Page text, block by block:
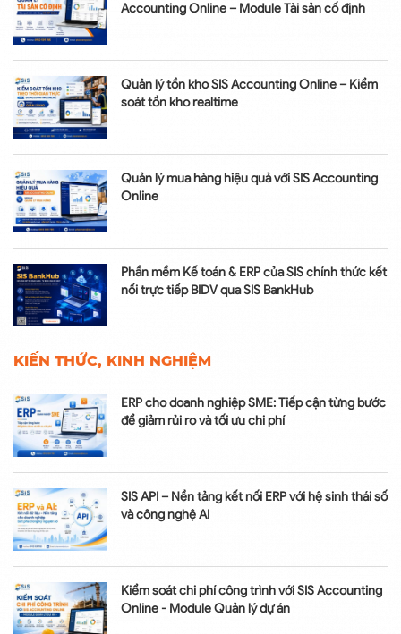
Accounting Online – Module Tài sản cố định
Quản lý tồn kho SIS Accounting Online – Kiểm
soát tồn kho realtime
Quản lý mua hàng hiệu quả với SIS Accounting
Online
Phần mềm Kế toán & ERP của SIS chính thức kết
nối trực tiếp BIDV qua SIS BankHub
KIẾN THỨC, KINH NGHIỆM
ERP cho doanh nghiệp SME: Tiếp cận từng bước
để giảm rủi ro và tối ưu chi phí
SIS API – Nền tảng kết nối ERP với hệ sinh thái số
và công nghệ AI
Kiểm soát chi phí công trình với SIS Accounting
Online - Module Quản lý dự án